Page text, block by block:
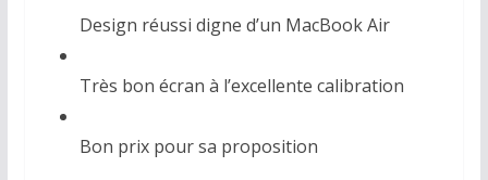
Design réussi digne d’un MacBook Air
Très bon écran à l’excellente calibration
Bon prix pour sa proposition